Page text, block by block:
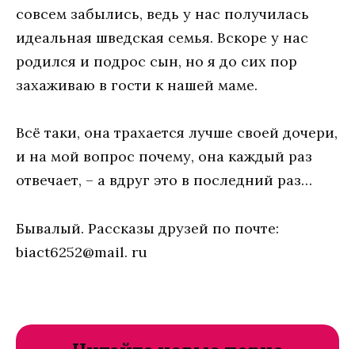
совсем забылись, ведь у нас получилась
идеальная шведская семья. Вскоре у нас
родился и подрос сын, но я до сих пор
захаживаю в гости к нашей маме.
Всё таки, она трахается лучше своей дочери,
и на мой вопрос почему, она каждый раз
отвечает, – а вдруг это в последний раз…
Бывалый. Рассказы друзей по почте:
biact6252@mail. ru